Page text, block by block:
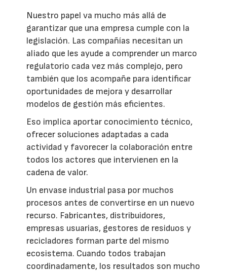
Nuestro papel va mucho más allá de
garantizar que una empresa cumple con la
legislación. Las compañías necesitan un
aliado que les ayude a comprender un marco
regulatorio cada vez más complejo, pero
también que los acompañe para identificar
oportunidades de mejora y desarrollar
modelos de gestión más eficientes.
Eso implica aportar conocimiento técnico,
ofrecer soluciones adaptadas a cada
actividad y favorecer la colaboración entre
todos los actores que intervienen en la
cadena de valor.
Un envase industrial pasa por muchos
procesos antes de convertirse en un nuevo
recurso. Fabricantes, distribuidores,
empresas usuarias, gestores de residuos y
recicladores forman parte del mismo
ecosistema. Cuando todos trabajan
coordinadamente, los resultados son mucho